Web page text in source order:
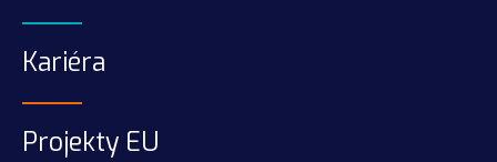
Kariéra
Projekty EU